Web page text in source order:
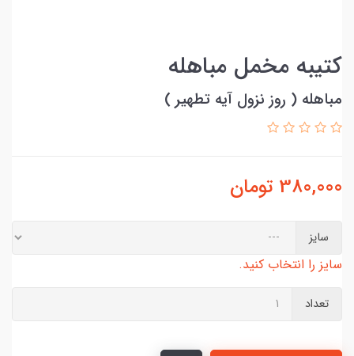
کتیبه مخمل مباهله
مباهله ( روز نزول آیه تطهیر )
380,000 تومان
سایز
سایز را انتخاب کنید.
تعداد